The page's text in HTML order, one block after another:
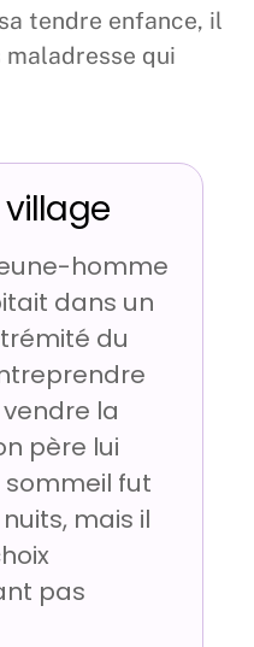
tendre enfance, il
qui
village
homme
dans un
du
la
père lui
sommeil fut
mais il
pas